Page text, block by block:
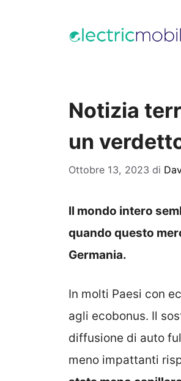
Notizia
un
Ottobre 13, 2023 di
Il mondo intero
quando questo
Germania.
In molti Paesi con
agli ecobonus. Il
diffusione di auto
meno impattanti